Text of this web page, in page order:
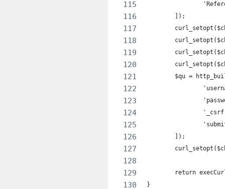
	]);
$qu =
	]);
return
}